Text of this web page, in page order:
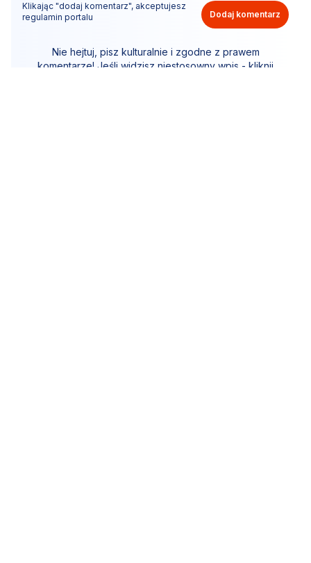
Klikając "dodaj komentarz", akceptujesz
regulamin portalu
Dodaj komentarz
Nie hejtuj, pisz kulturalnie i zgodne z prawem
komentarze! Jeśli widzisz niestosowny wpis - kliknij